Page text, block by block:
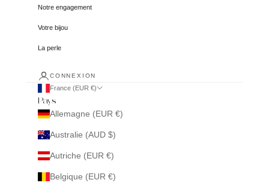
Notre engagement
Votre bijou
La perle
CONNEXION
France (EUR €)
Pays
Allemagne (EUR €)
Australie (AUD $)
Autriche (EUR €)
Belgique (EUR €)